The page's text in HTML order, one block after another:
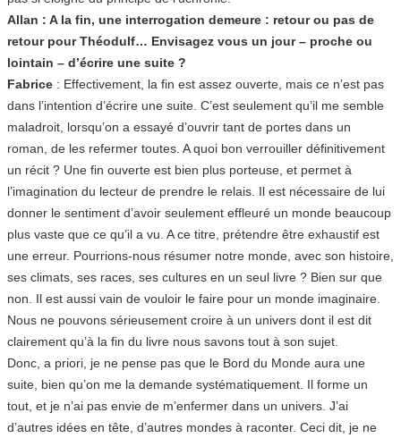
Allan : A la fin, une interrogation demeure : retour ou pas de
retour pour Théodulf… Envisagez vous un jour – proche ou
lointain – d’écrire une suite ?
Fabrice : Effectivement, la fin est assez ouverte, mais ce n’est pas
dans l’intention d’écrire une suite. C’est seulement qu’il me semble
maladroit, lorsqu’on a essayé d’ouvrir tant de portes dans un
roman, de les refermer toutes. A quoi bon verrouiller définitivement
un récit ? Une fin ouverte est bien plus porteuse, et permet à
l’imagination du lecteur de prendre le relais. Il est nécessaire de lui
donner le sentiment d’avoir seulement effleuré un monde beaucoup
plus vaste que ce qu’il a vu. A ce titre, prétendre être exhaustif est
une erreur. Pourrions-nous résumer notre monde, avec son histoire,
ses climats, ses races, ses cultures en un seul livre ? Bien sur que
non. Il est aussi vain de vouloir le faire pour un monde imaginaire.
Nous ne pouvons sérieusement croire à un univers dont il est dit
clairement qu’à la fin du livre nous savons tout à son sujet.
Donc, a priori, je ne pense pas que le Bord du Monde aura une
suite, bien qu’on me la demande systématiquement. Il forme un
tout, et je n’ai pas envie de m’enfermer dans un univers. J’ai
d’autres idées en tête, d’autres mondes à raconter. Ceci dit, je ne